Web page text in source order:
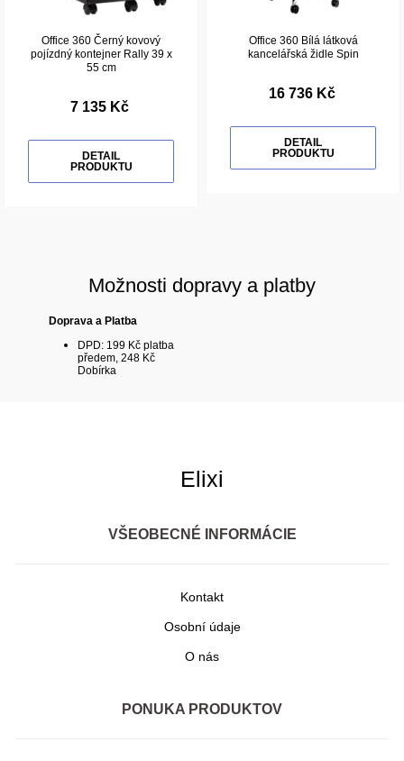
Office 360 Černý kovový
pojízdný kontejner Rally 39 x
55 cm
7 135 Kč
DETAIL
PRODUKTU
Office 360 Bílá látková
kancelářská židle Spin
16 736 Kč
DETAIL
PRODUKTU
Možnosti dopravy a platby
Doprava a Platba
DPD: 199 Kč platba
předem, 248 Kč
Dobírka
Elixi
VŠEOBECNÉ INFORMÁCIE
Kontakt
Osobní údaje
O nás
PONUKA PRODUKTOV